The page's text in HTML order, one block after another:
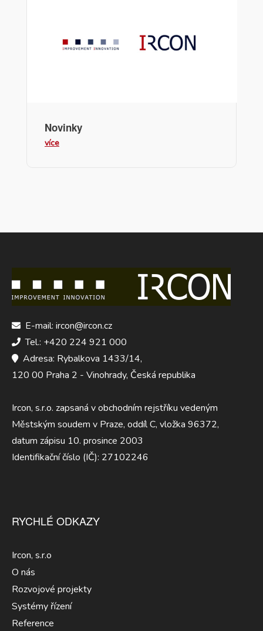
Novinky
více
E-mail: ircon@ircon.cz
Tel.: +420 224 921 000
Adresa: Rybalkova 1433/14,
120 00 Praha 2 - Vinohrady, Česká republika
Ircon, s.r.o. zapsaná v obchodním rejstříku vedeným
Městským soudem v Praze, oddíl C, vložka 96372,
datum zápisu 10. prosince 2003
Identifikační číslo (IČ): 27102246
RYCHLÉ ODKAZY
Ircon, s.r.o
O nás
Rozvojové projekty
Systémy řízení
Reference